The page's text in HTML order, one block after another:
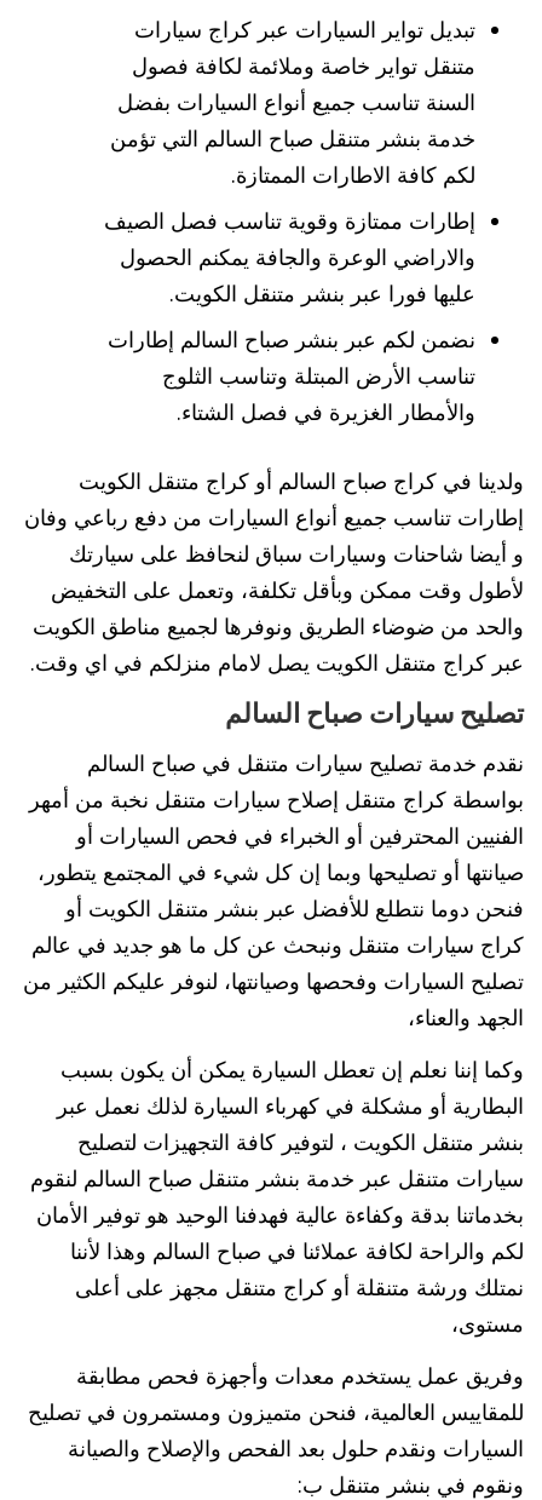
تبديل تواير السيارات عبر كراج سيارات
متنقل تواير خاصة وملائمة لكافة فصول
السنة تناسب جميع أنواع السيارات بفضل
خدمة بنشر متنقل صباح السالم التي تؤمن
لكم كافة الاطارات الممتازة.
إطارات ممتازة وقوية تناسب فصل الصيف
والاراضي الوعرة والجافة يمكنم الحصول
عليها فورا عبر بنشر متنقل الكويت.
نضمن لكم عبر بنشر صباح السالم إطارات
تناسب الأرض المبتلة وتناسب الثلوج
والأمطار الغزيرة في فصل الشتاء.
ولدينا في كراج صباح السالم أو كراج متنقل الكويت
إطارات تناسب جميع أنواع السيارات من دفع رباعي وفان
و أيضا شاحنات وسيارات سباق لنحافظ على سيارتك
لأطول وقت ممكن وبأقل تكلفة، وتعمل على التخفيض
والحد من ضوضاء الطريق ونوفرها لجميع مناطق الكويت
عبر كراج متنقل الكويت يصل لامام منزلكم في اي وقت.
تصليح سيارات صباح السالم
نقدم خدمة تصليح سيارات متنقل في صباح السالم
بواسطة كراج متنقل إصلاح سيارات متنقل نخبة من أمهر
الفنيين المحترفين أو الخبراء في فحص السيارات أو
صيانتها أو تصليحها وبما إن كل شيء في المجتمع يتطور،
فنحن دوما نتطلع للأفضل عبر بنشر متنقل الكويت أو
كراج سيارات متنقل ونبحث عن كل ما هو جديد في عالم
تصليح السيارات وفحصها وصيانتها، لنوفر عليكم الكثير من
الجهد والعناء،
وكما إننا نعلم إن تعطل السيارة يمكن أن يكون بسبب
البطارية أو مشكلة في كهرباء السيارة لذلك نعمل عبر
بنشر متنقل الكويت ، لتوفير كافة التجهيزات لتصليح
سيارات متنقل عبر خدمة بنشر متنقل صباح السالم لنقوم
بخدماتنا بدقة وكفاءة عالية فهدفنا الوحيد هو توفير الأمان
لكم والراحة لكافة عملائنا في صباح السالم وهذا لأننا
نمتلك ورشة متنقلة أو كراج متنقل مجهز على أعلى
مستوى،
وفريق عمل يستخدم معدات وأجهزة فحص مطابقة
للمقاييس العالمية، فنحن متميزون ومستمرون في تصليح
السيارات ونقدم حلول بعد الفحص والإصلاح والصيانة
ونقوم في بنشر متنقل ب: